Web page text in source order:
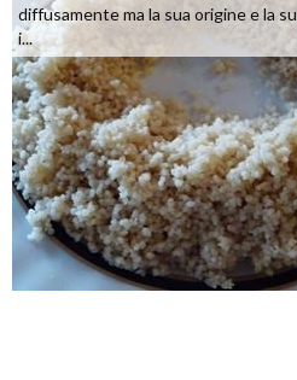
diffusamente ma la sua origine e la
i...